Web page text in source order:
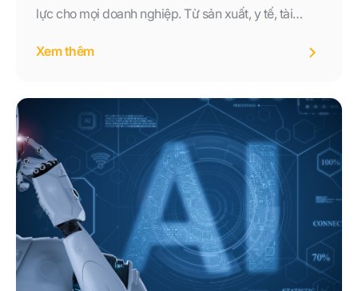
lực cho mọi doanh nghiệp. Từ sản xuất, y tế, tài
len lỏi và tạo ra những đột phá lớn. Năm 2025 đánh
cập nhật tri thức và học hỏi ứng dụng AI vào thực
tiễn trở thành ưu tiên hàng đầu.
Xem thêm